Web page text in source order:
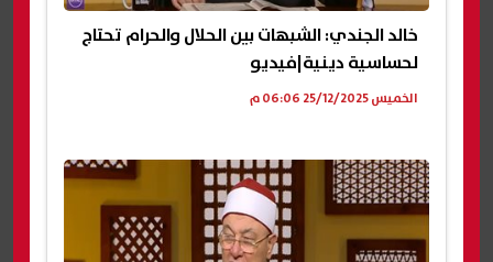
خالد الجندي: الشبهات بين الحلال والحرام تحتاج
لحساسية دينية|فيديو
الخميس 25/12/2025 06:06 م